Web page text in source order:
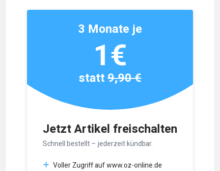
Jetzt Artikel freischalten
Schnell bestellt – jederzeit kündbar.
Voller Zugriff auf www.oz-online.de
3 Monate je
1€
statt9,90 €